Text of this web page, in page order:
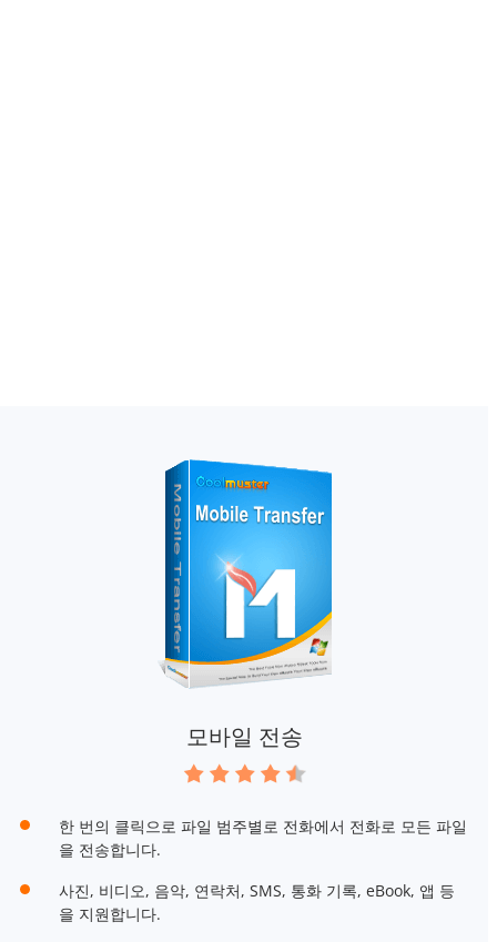
모바일 전송
한 번의 클릭으로 파일 범주별로 전화에서 전화로 모든 파일
을 전송합니다.
사진, 비디오, 음악, 연락처, SMS, 통화 기록, eBook, 앱 등
을 지원합니다.